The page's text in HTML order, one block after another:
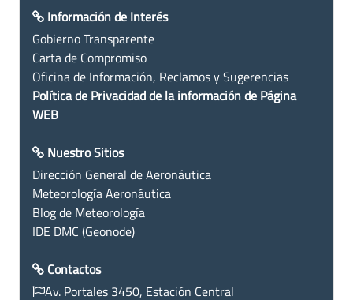
Información de Interés
Gobierno Transparente
Carta de Compromiso
Oficina de Información, Reclamos y Sugerencias
Política de Privacidad de la información de Página
WEB
Nuestro Sitios
Dirección General de Aeronáutica
Meteorología Aeronáutica
Blog de Meteorología
IDE DMC (Geonode)
Contactos
Av. Portales 3450, Estación Central